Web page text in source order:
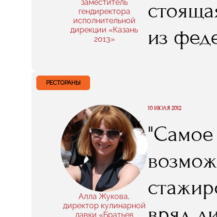
заместитель
гендиректора
исполнительной
дирекции «Казань
2013»
из
новое
РЕСТОРАНЫ
Алла Жукова,
директор кулинарной
лавки «Братьев
“
10 ИЮЛЯ 2012
"Самое